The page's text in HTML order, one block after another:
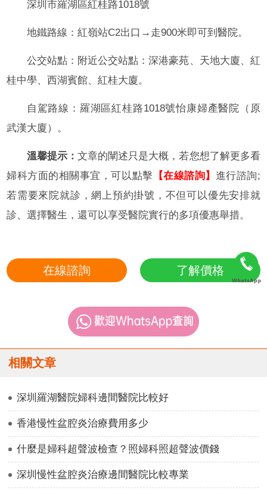
深圳市羅湖區紅桂路1018號
地鐵路線：紅嶺站C2出口→走900米即可到醫院。
公交站點：附近公交站點：深港豪苑、天地大廈、紅
桂中學、西湖賓館、紅桂大廈。
自駕路線：羅湖區紅桂路1018號怡康婦產醫院（原
武漢大廈）。
溫馨提示：文章的闡述只是大概，若您想了解更多看
婦科方面的相關事宜，可以點擊 【在線諮詢】 進行諮詢;
若需要來院就診，網上預約掛號，不但可以優先安排就
診、選擇醫生，還可以享受醫院實行的多項優惠舉措。
在線諮詢 了解價格
相關文章
深圳羅湖醫院婦科邊間醫院比較好
香港慢性盆腔炎治療費用多少
什麼是婦科超聲波檢查？照婦科照超聲波價錢
深圳慢性盆腔炎治療邊間醫院比較專業